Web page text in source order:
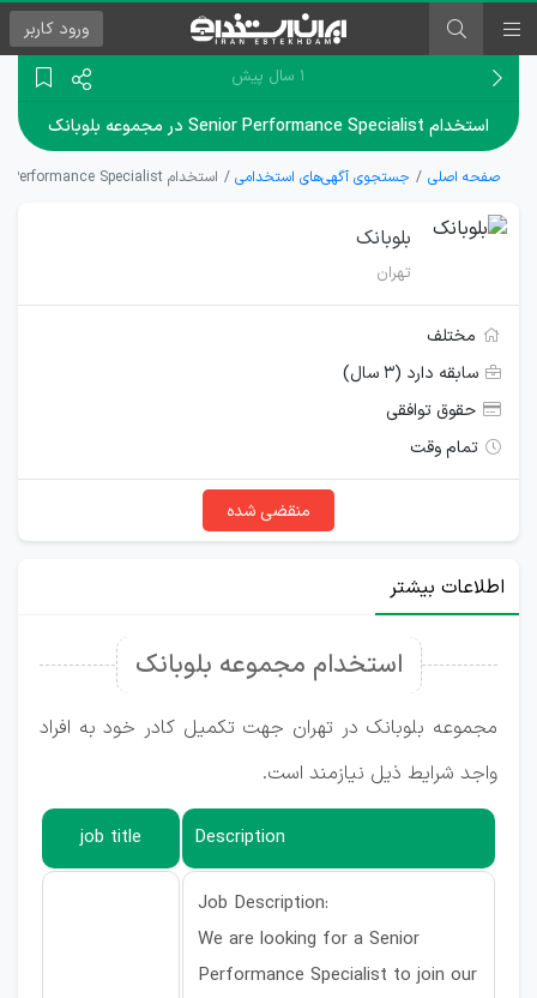
ورود کاربر
۱ سال پیش
استخدام Senior Performance Specialist در مجموعه بلوبانک
صفحه اصلی جستجوی آگهی‌های استخدامی استخدام Senior Performance Specialist در مجموعه بلوبانک
بلوبانک
تهران
مختلف
سابقه دارد (۳ سال)
حقوق توافقی
تمام وقت
منقضی شده
اطلاعات بیشتر
استخدام مجموعه بلوبانک
مجموعه بلوبانک در تهران جهت تکمیل کادر خود به افراد
واجد شرایط ذیل نیازمند است.
Description
job title
Job Description:
We are looking for a Senior
Performance Specialist to join our